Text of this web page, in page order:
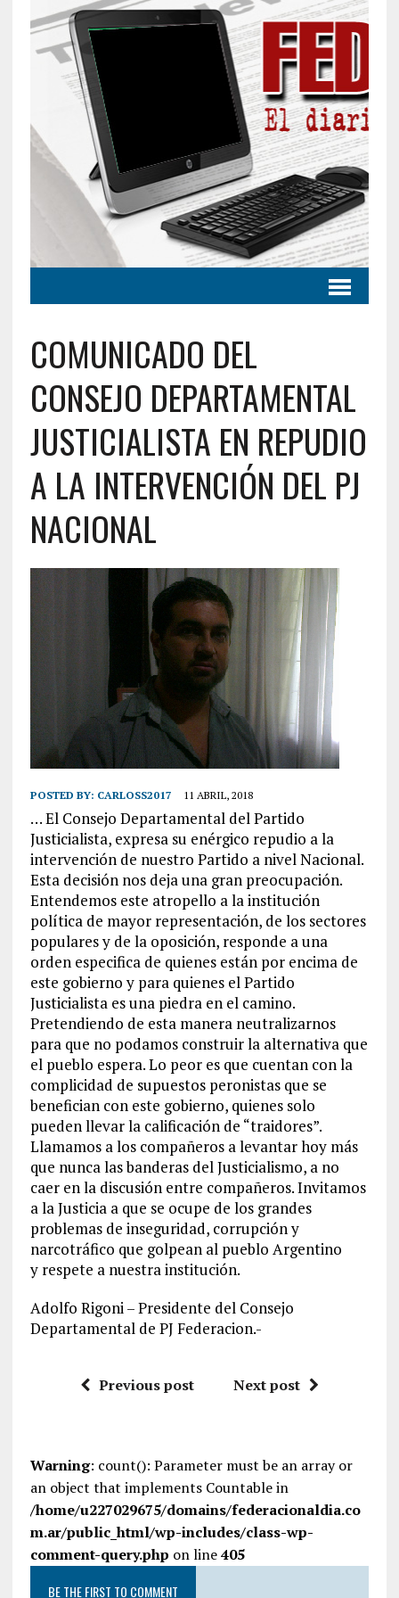
COMUNICADO DEL
CONSEJO DEPARTAMENTAL
JUSTICIALISTA EN REPUDIO
A LA INTERVENCIÓN DEL PJ
NACIONAL
POSTED BY: CARLOSS2017 11 ABRIL, 2018
… El Consejo Departamental del Partido
Justicialista, expresa su enérgico repudio a la
intervención de nuestro Partido a nivel Nacional.
Esta decisión nos deja una gran preocupación.
Entendemos este atropello a la institución
política de mayor representación, de los sectores
populares y de la oposición, responde a una
orden especifica de quienes están por encima de
este gobierno y para quienes el Partido
Justicialista es una piedra en el camino.
Pretendiendo de esta manera neutralizarnos
para que no podamos construir la alternativa que
el pueblo espera. Lo peor es que cuentan con la
complicidad de supuestos peronistas que se
benefician con este gobierno, quienes solo
pueden llevar la calificación de “traidores”.
Llamamos a los compañeros a levantar hoy más
que nunca las banderas del Justicialismo, a no
caer en la discusión entre compañeros. Invitamos
a la Justicia a que se ocupe de los grandes
problemas de inseguridad, corrupción y
narcotráfico que golpean al pueblo Argentino
y respete a nuestra institución.
Adolfo Rigoni – Presidente del Consejo
Departamental de PJ Federacion.-
Previous post Next post
Warning: count(): Parameter must be an array or
an object that implements Countable in
/home/u227029675/domains/federacionaldia.co
m.ar/public_html/wp-includes/class-wp-
comment-query.php on line405
BE THE FIRST TO COMMENT